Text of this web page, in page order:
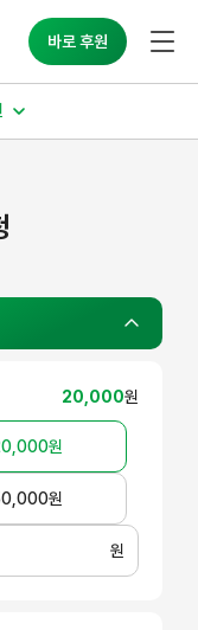
바로 후원
20,000원
원
원
원